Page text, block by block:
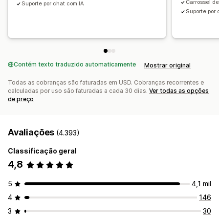
Suporte por chat com IA
Carrossel
Suporte por
Contém texto traduzido automaticamente Mostrar original
Todas as cobranças são faturadas em USD. Cobranças recorrentes e
calculadas por uso são faturadas a cada 30 dias. Ver todas as opções
de preço
Avaliações (4.393)
Classificação geral
4,8
5
4,1 mil
4
146
3
30